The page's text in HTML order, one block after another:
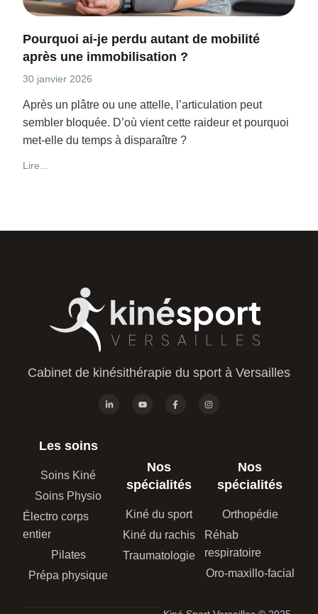
Pourquoi ai-je perdu autant de mobilité
après une immobilisation ?
30 janvier 2026
Après un plâtre ou une attelle, l’articulation peut
sembler bloquée. D’où vient cette raideur et pourquoi
met-elle du temps à disparaître ?
Lire...
Cabinet de kinésithérapie du sport à Versailles
Les soins
Soins Kiné
Soins Physio
Électro corps
entier
Pilates
Prépa physique
Nos
spécialités
Kiné du sport
Kiné du rachis
Traumatologie
Nos
spécialités
Orthopédie
Réhab
respiratoire
Oro-maxillo-facial